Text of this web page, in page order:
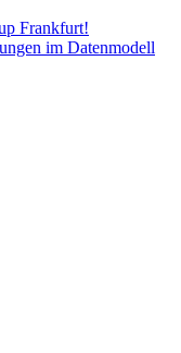
Frankfurt!
im Datenmodell